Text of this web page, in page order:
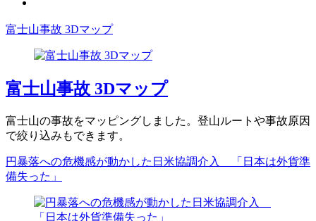
富士山事故 3Dマップ
富士山事故 3Dマップ
富士山の事故をマッピングしました。登山ルートや事故原因
で絞り込みもできます。
円暴落への危機感が動かした日米協調介入 「日本は外貨準
備失った」